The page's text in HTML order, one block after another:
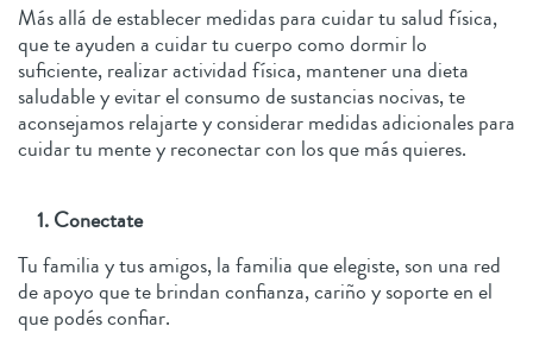
Más allá de establecer medidas para cuidar tu salud física,
que te ayuden a cuidar tu cuerpo como dormir lo
suficiente, realizar actividad física, mantener una dieta
saludable y evitar el consumo de sustancias nocivas, te
aconsejamos relajarte y considerar medidas adicionales para
cuidar tu mente y reconectar con los que más quieres.
1. Conectate
Tu familia y tus amigos, la familia que elegiste, son una red
de apoyo que te brindan confianza, cariño y soporte en el
que podés confiar.